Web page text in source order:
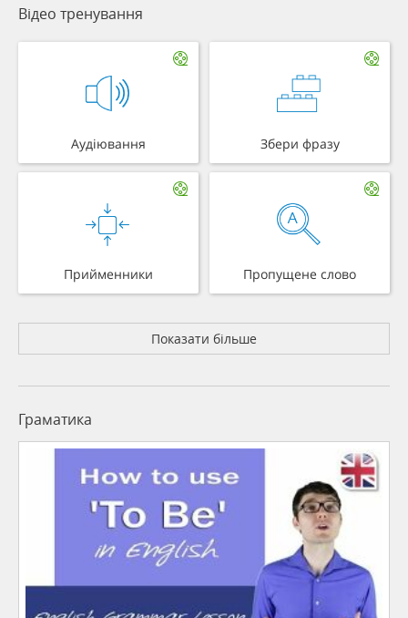
Відео тренування
Аудіювання Збери фразу
Прийменники Пропущене слово
Показати більше
Граматика